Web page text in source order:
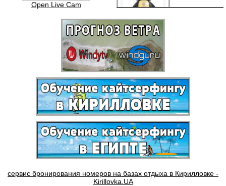
Open Live Cam
Аквапаки (водонепроницаемые
чехлы)
Бордшорты Quik Silver
сервис бронирования номеров на базах отдыха в Кирилловке -
Kirillovka.UA